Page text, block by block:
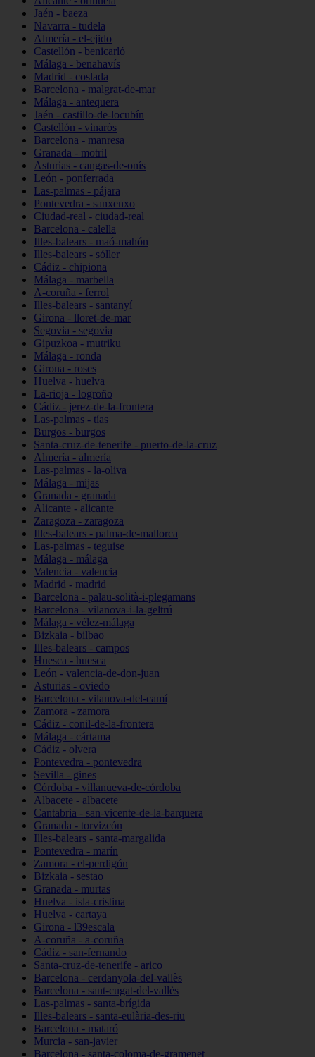
Jaén - baeza
Navarra - tudela
Almería - el-ejido
Castellón - benicarló
Málaga - benahavís
Madrid - coslada
Barcelona - malgrat-de-mar
Málaga - antequera
Jaén - castillo-de-locubín
Castellón - vinaròs
Barcelona - manresa
Granada - motril
Asturias - cangas-de-onís
León - ponferrada
Las-palmas - pájara
Pontevedra - sanxenxo
Ciudad-real - ciudad-real
Barcelona - calella
Illes-balears - maó-mahón
Illes-balears - sóller
Cádiz - chipiona
Málaga - marbella
A-coruña - ferrol
Illes-balears - santanyí
Girona - lloret-de-mar
Segovia - segovia
Gipuzkoa - mutriku
Málaga - ronda
Girona - roses
Huelva - huelva
La-rioja - logroño
Cádiz - jerez-de-la-frontera
Las-palmas - tías
Burgos - burgos
Santa-cruz-de-tenerife - puerto-de-la-cruz
Almería - almería
Las-palmas - la-oliva
Málaga - mijas
Granada - granada
Alicante - alicante
Zaragoza - zaragoza
Illes-balears - palma-de-mallorca
Las-palmas - teguise
Málaga - málaga
Valencia - valencia
Madrid - madrid
Barcelona - palau-solità-i-plegamans
Barcelona - vilanova-i-la-geltrú
Málaga - vélez-málaga
Bizkaia - bilbao
Illes-balears - campos
Huesca - huesca
León - valencia-de-don-juan
Asturias - oviedo
Barcelona - vilanova-del-camí
Zamora - zamora
Cádiz - conil-de-la-frontera
Málaga - cártama
Cádiz - olvera
Pontevedra - pontevedra
Sevilla - gines
Córdoba - villanueva-de-córdoba
Albacete - albacete
Cantabria - san-vicente-de-la-barquera
Granada - torvizcón
Illes-balears - santa-margalida
Pontevedra - marín
Zamora - el-perdigón
Bizkaia - sestao
Granada - murtas
Huelva - isla-cristina
Huelva - cartaya
Girona - l39escala
A-coruña - a-coruña
Cádiz - san-fernando
Santa-cruz-de-tenerife - arico
Barcelona - cerdanyola-del-vallès
Barcelona - sant-cugat-del-vallès
Las-palmas - santa-brígida
Illes-balears - santa-eulària-des-riu
Barcelona - mataró
Murcia - san-javier
Barcelona - santa-coloma-de-gramenet